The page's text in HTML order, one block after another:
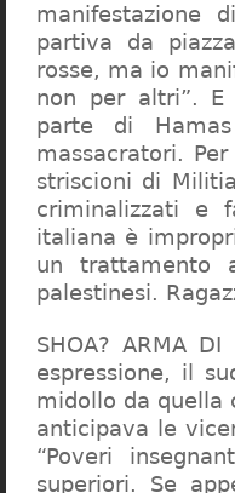
manifestazione
partiva da
rosse, ma io
non per altri”.
parte di
massacratori.
striscioni di
criminalizzati e
italiana è
un trattamento
palestinesi.
SHOA? ARMA
espressione, il
midollo da quella
anticipava le
“Poveri
superiori. Se